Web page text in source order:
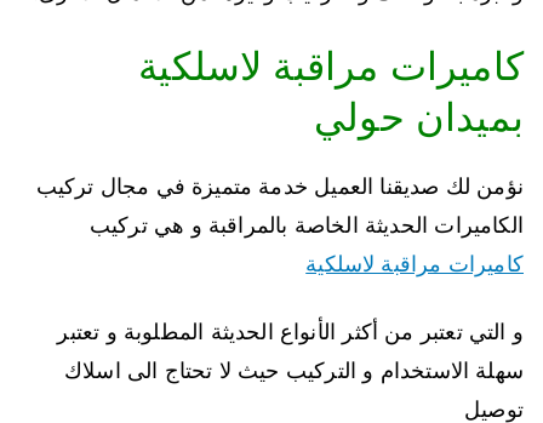
كاميرات مراقبة لاسلكية
بميدان حولي
نؤمن لك صديقنا العميل خدمة متميزة في مجال تركيب
الكاميرات الحديثة الخاصة بالمراقبة و هي تركيب
كاميرات مراقبة لاسلكية
و التي تعتبر من أكثر الأنواع الحديثة المطلوبة و تعتبر
سهلة الاستخدام و التركيب حيث لا تحتاج الى اسلاك
توصيل